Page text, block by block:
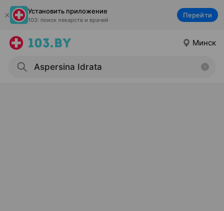
Установить приложение
103: поиск лекарств и врачей
Перейти
Минск